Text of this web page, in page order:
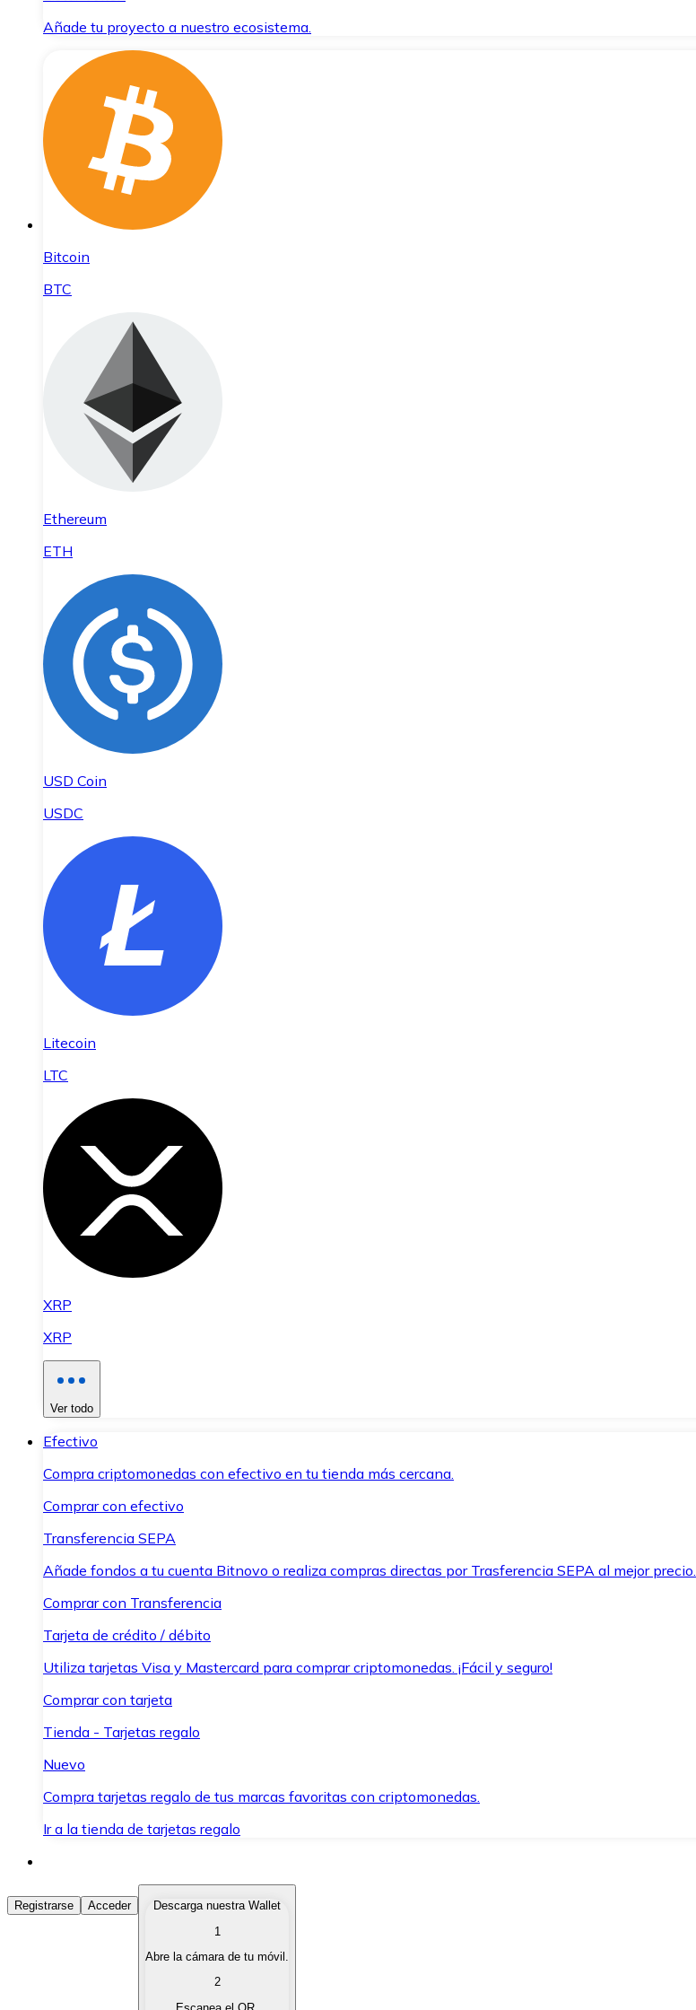
Añade tu proyecto a nuestro ecosistema.
Bitcoin
BTC
Ethereum
ETH
USD Coin
USDC
Litecoin
LTC
XRP
XRP
Ver todo
Efectivo
Compra criptomonedas con efectivo en tu tienda más cercana.
Comprar con efectivo
Transferencia SEPA
Añade fondos a tu cuenta Bitnovo o realiza compras directas por Trasferencia SEPA al mejor precio.
Comprar con Transferencia
Tarjeta de crédito / débito
Utiliza tarjetas Visa y Mastercard para comprar criptomonedas. ¡Fácil y seguro!
Comprar con tarjeta
Tienda - Tarjetas regalo
Nuevo
Compra tarjetas regalo de tus marcas favoritas con criptomonedas.
Ir a la tienda de tarjetas regalo
Comprar Criptomonedas
Compra criptomonedas con diferentes métodos de pago.
Vende tus criptomonedas de forma rápida y segura.
Registrarse Acceder
Descarga nuestra Wallet
1
Abre la cámara de tu móvil.
2